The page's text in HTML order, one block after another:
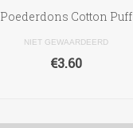
Poederdons Cotton Puff
NIET GEWAARDEERD
€3.60